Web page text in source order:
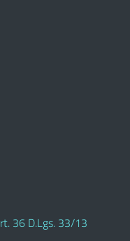
36 D.Lgs. 33/13